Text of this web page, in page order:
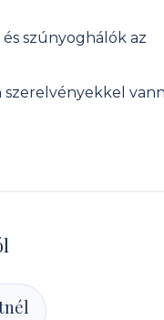
szúnyoghálók az
szerelvényekkel